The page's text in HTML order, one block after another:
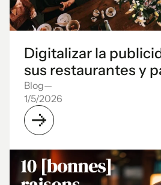
Digitalizar la
sus restaurantes y
Blog—
1/5/2026